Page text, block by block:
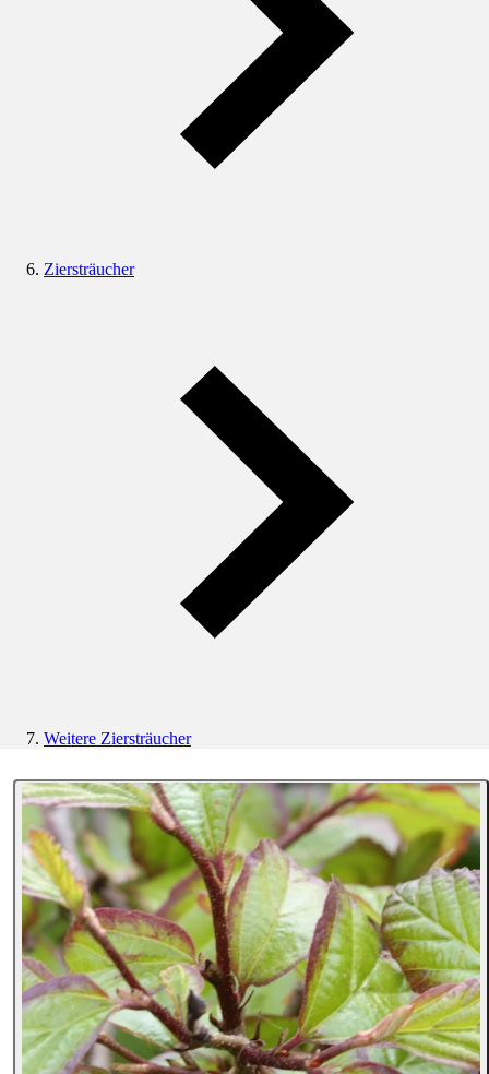
Ziersträucher
Weitere Ziersträucher